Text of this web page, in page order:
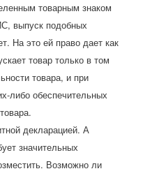
товарным знаком
выпуск подобных
На это ей право дает как
товар только в том
товара, и при
либо обеспечительных
декларацией. А
значительных
Возможно ли